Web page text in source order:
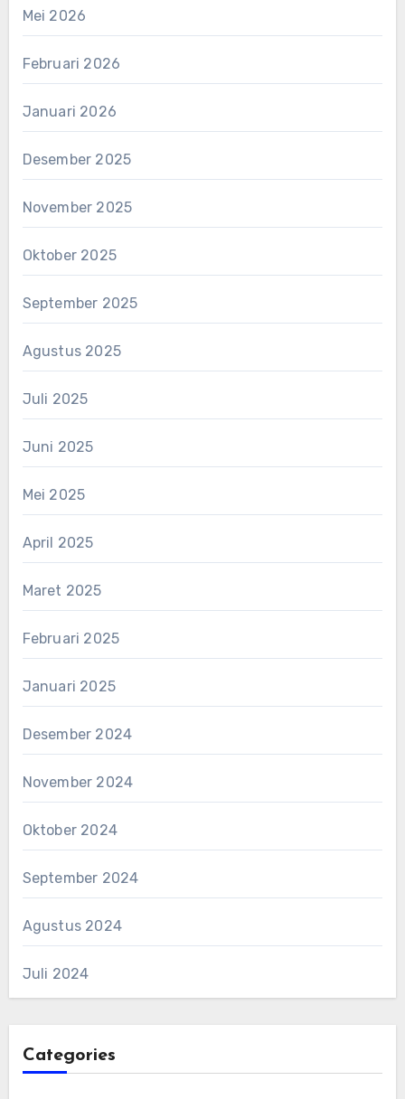
Mei 2026
Februari 2026
Januari 2026
Desember 2025
November 2025
Oktober 2025
September 2025
Agustus 2025
Juli 2025
Juni 2025
Mei 2025
April 2025
Maret 2025
Februari 2025
Januari 2025
Desember 2024
November 2024
Oktober 2024
September 2024
Agustus 2024
Juli 2024
Categories